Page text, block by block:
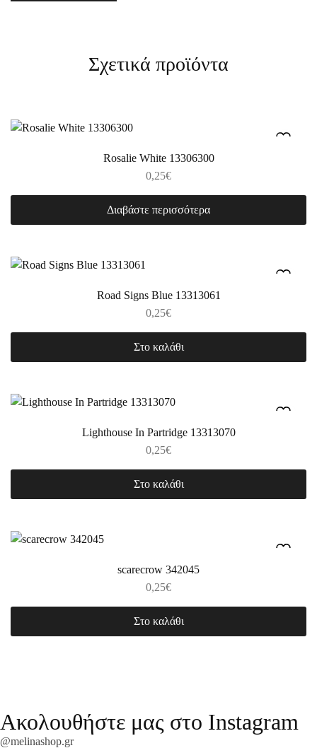
Σχετικά προϊόντα
Rosalie White 13306300
0,25€
Διαβάστε περισσότερα
Road Signs Blue 13313061
0,25€
Στο καλάθι
Lighthouse In Partridge 13313070
0,25€
Στο καλάθι
scarecrow 342045
0,25€
Στο καλάθι
Ακολουθήστε μας στο Instagram
@melinashop.gr